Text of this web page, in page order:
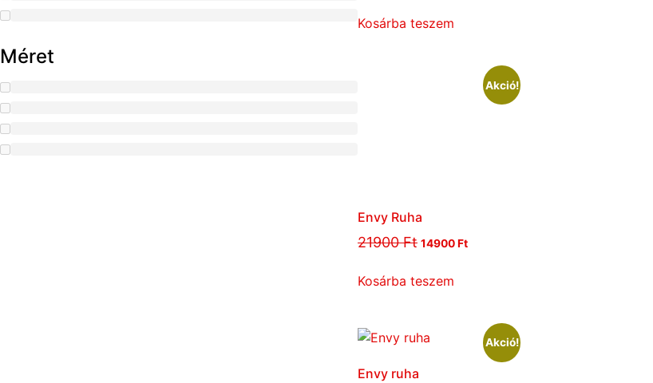
Méret
Kosárba teszem
Akció!
Envy Ruha
21900Ft 14900Ft
Kosárba teszem
Akció!
Envy ruha